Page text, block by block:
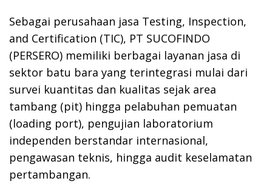
Sebagai perusahaan jasa Testing, Inspection,
and Certification (TIC), PT SUCOFINDO
(PERSERO) memiliki berbagai layanan jasa di
sektor batu bara yang terintegrasi mulai dari
survei kuantitas dan kualitas sejak area
tambang (pit) hingga pelabuhan pemuatan
(loading port), pengujian laboratorium
independen berstandar internasional,
pengawasan teknis, hingga audit keselamatan
pertambangan.